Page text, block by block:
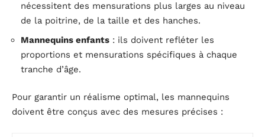
nécessitent des mensurations plus larges au niveau
de la poitrine, de la taille et des hanches.
Mannequins enfants : ils doivent refléter les
proportions et mensurations spécifiques à chaque
tranche d’âge.
Pour garantir un réalisme optimal, les mannequins
doivent être conçus avec des mesures précises :